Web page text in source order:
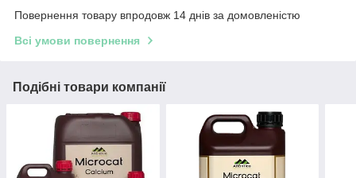
Повернення товару впродовж 14 днів за домовленістю
Всі умови повернення
Подібні товари компанії